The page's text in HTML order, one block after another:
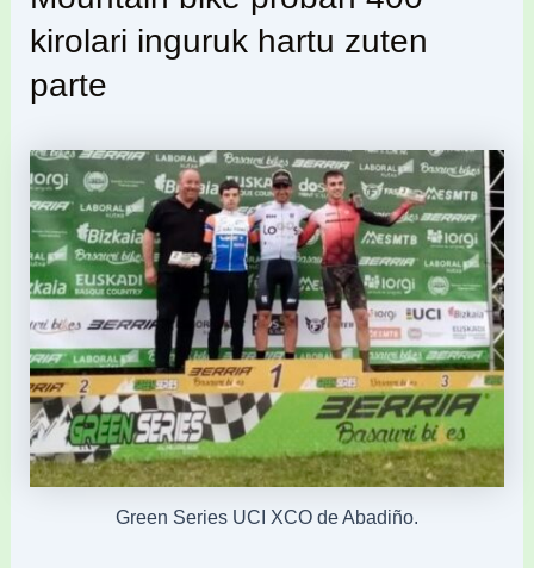
kirolari inguruk hartu zuten
parte
Green Series UCI XCO de Abadiño.